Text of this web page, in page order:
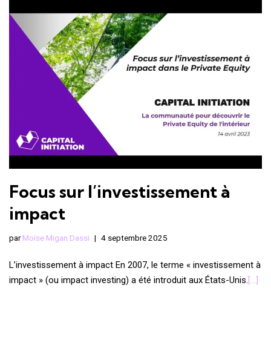
Focus sur l’investissement à
impact
parMoïse Migan Dassi 4 septembre 2025
L’investissement à impact En 2007, le terme « investissement à
impact » (ou impact investing) a été introduit aux États-Unis. […]